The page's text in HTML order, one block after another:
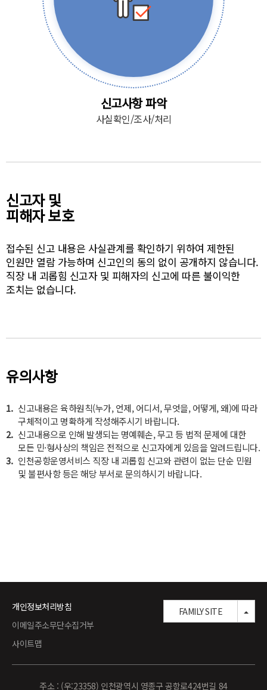
신고사항 파악
사실확인/조사/처리
신고자 및
피해자 보호
접수된 신고 내용은 사실관계를 확인하기 위하여 제한된
인원만 열람 가능하며 신고인의 동의 없이 공개하지 않습니다.
직장 내 괴롭힘 신고자 및 피해자의 신고에 따른 불이익한
조치는 없습니다.
유의사항
1. 신고내용은 육하원칙(누가, 언제, 어디서, 무엇을, 어떻게, 왜)에 따라
구체적이고 명확하게 작성해주시기 바랍니다.
2. 신고내용으로 인해 발생되는 명예훼손, 무고 등 법적 문제에 대한
모든 민·형사상의 책임은 전적으로 신고자에게 있음을 알려드립니다.
3. 인천공항운영서비스 직장 내 괴롭힘 신고와 관련이 없는 단순 민원
및 불편사항 등은 해당 부서로 문의하시기 바랍니다.
개인정보처리방침
이메일주소무단수집거부
사이트맵
주소 : (우:23358) 인천광역시 영종구 공항로424번길 84
FAMILY SITE